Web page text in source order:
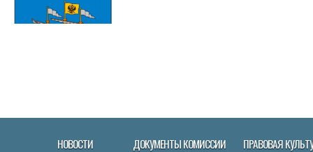
НОВОСТИ ДОКУМЕНТЫ КОМИССИИ ПРАВОВАЯ